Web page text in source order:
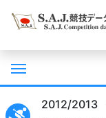
2012/2013